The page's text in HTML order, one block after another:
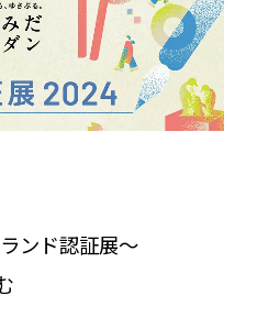
ンド認証展〜